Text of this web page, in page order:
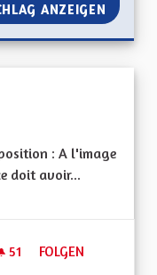
ANZEIGEN LE
: A l'image
doit avoir...
51 51 FOLLOWER
FOLGEN
PISTES CYCLABLES